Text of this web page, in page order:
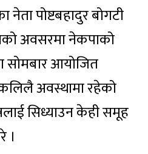
पोष्टबहादुर बोगटी
अवसरमा नेकपाको
सोमबार आयोजित
अवस्थामा रहेको
सिध्याउन केही समूह
।